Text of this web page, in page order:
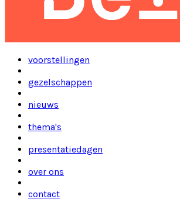
voorstellingen
gezelschappen
nieuws
thema's
presentatiedagen
over ons
contact